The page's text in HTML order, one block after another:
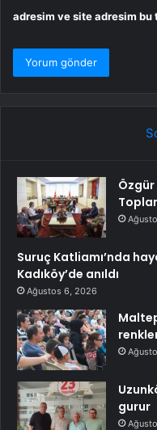
adresim ve site adresim bu
Özgür
Suruç Katliamı’nda
Kadıköy’de anıldı
Ağustos 6, 2026
gurur